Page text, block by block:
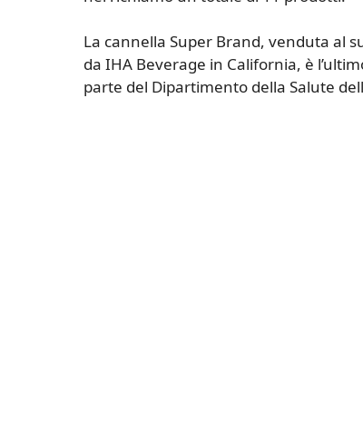
La cannella Super Brand, venduta al
da IHA Beverage in California, è
parte del Dipartimento della Salute